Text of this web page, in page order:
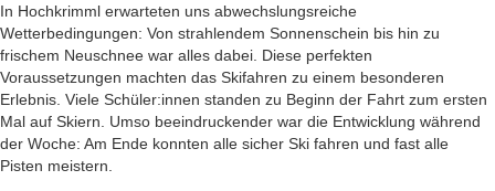
In Hochkrimml erwarteten uns abwechslungsreiche
Wetterbedingungen: Von strahlendem Sonnenschein bis hin zu
frischem Neuschnee war alles dabei. Diese perfekten
Voraussetzungen machten das Skifahren zu einem besonderen
Erlebnis. Viele Schüler:innen standen zu Beginn der Fahrt zum ersten
Mal auf Skiern. Umso beeindruckender war die Entwicklung während
der Woche: Am Ende konnten alle sicher Ski fahren und fast alle
Pisten meistern.